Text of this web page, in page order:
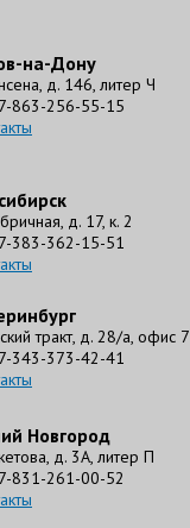
на-Дону
д. 146, литер Ч
863-256-55-15
д. 17, к. 2
383-362-15-51
тракт, д. 28/а, офис 7
343-373-42-41
Новгород
д. 3А, литер П
831-261-00-52